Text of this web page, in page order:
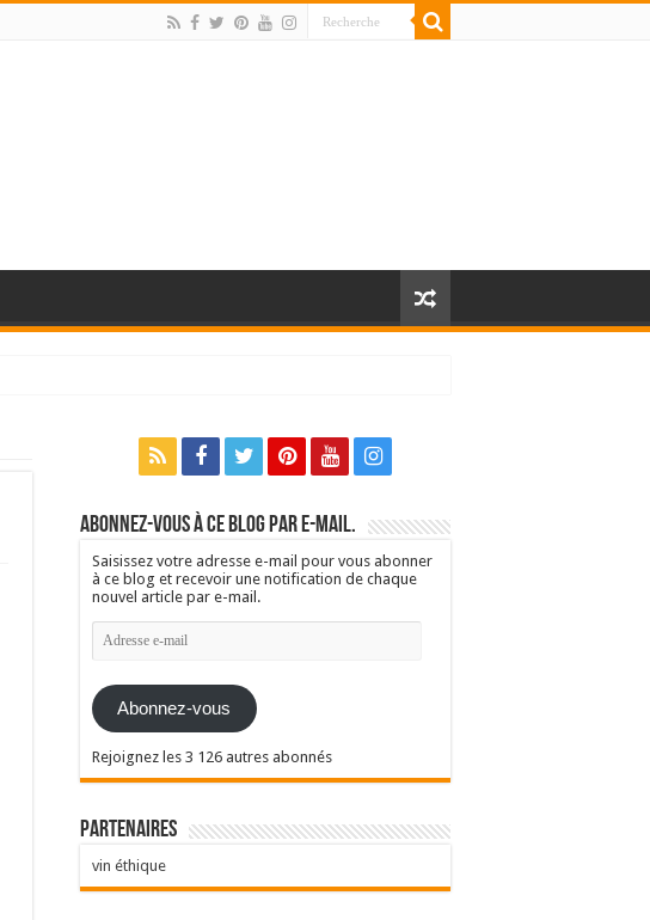
Abonnez-vous à ce blog par e-mail.
Saisissez votre adresse e-mail pour vous abonner
à ce blog et recevoir une notification de chaque
nouvel article par e-mail.
Adresse
e-
Abonnez-vous
Rejoignez les 3 126 autres abonnés
Partenaires
vin éthique